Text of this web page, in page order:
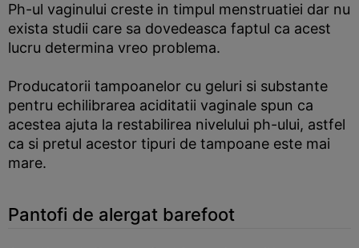
Ph-ul vaginului creste in timpul menstruatiei dar nu
exista studii care sa dovedeasca faptul ca acest
lucru determina vreo problema.
Producatorii tampoanelor cu geluri si substante
pentru echilibrarea aciditatii vaginale spun ca
acestea ajuta la restabilirea nivelului ph-ului, astfel
ca si pretul acestor tipuri de tampoane este mai
mare.
Pantofi de alergat barefoot